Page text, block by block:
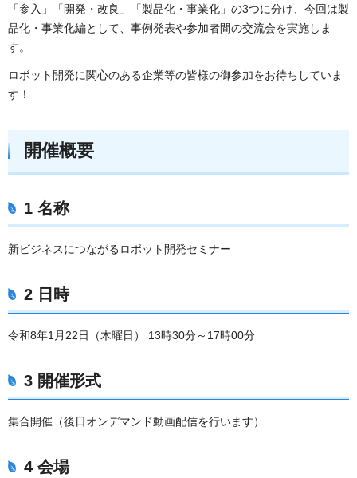
「参入」「開発・改良」「製品化・事業化」の3つに分け、今回は製
品化・事業化編として、事例発表や参加者間の交流会を実施しま
す。
ロボット開発に関心のある企業等の皆様の御参加をお待ちしていま
す！
開催概要
1 名称
新ビジネスにつながるロボット開発セミナー
2 日時
令和8年1月22日（木曜日） 13時30分～17時00分
3 開催形式
集合開催（後日オンデマンド動画配信を行います）
4 会場